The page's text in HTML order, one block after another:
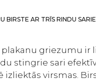
BIRSTE AR TRĪS RINDU
griezumu ir
stingrie sari
virsmas.